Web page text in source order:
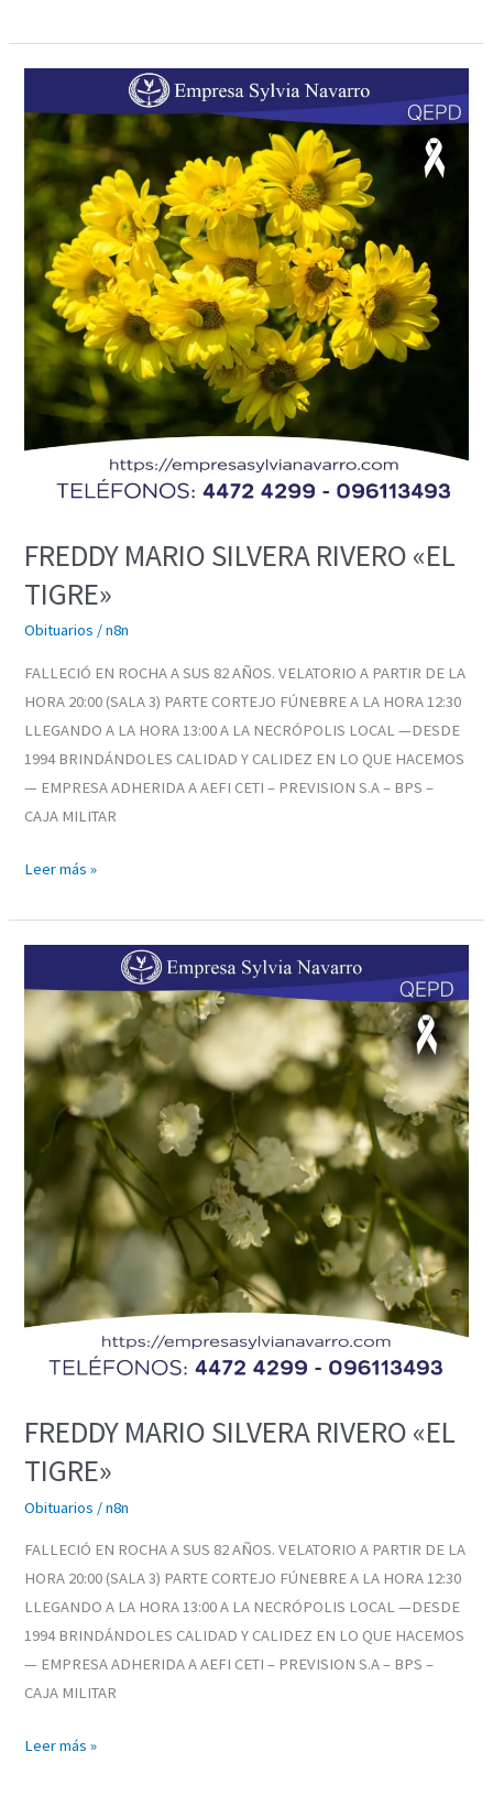
FREDDY MARIO SILVERA RIVERO «EL
TIGRE»
Obituarios /n8n
FALLECIÓ EN ROCHA A SUS 82 AÑOS. VELATORIO A PARTIR DE LA
HORA 20:00 (SALA 3) PARTE CORTEJO FÚNEBRE A LA HORA 12:30
LLEGANDO A LA HORA 13:00 A LA NECRÓPOLIS LOCAL —DESDE
1994 BRINDÁNDOLES CALIDAD Y CALIDEZ EN LO QUE HACEMOS
— EMPRESA ADHERIDA A AEFI CETI – PREVISION S.A – BPS –
CAJA MILITAR
MARIO
SILVERA
RIVERO
«EL
TIGRE»
Leer más »
FREDDY MARIO SILVERA RIVERO «EL
TIGRE»
Obituarios /n8n
FALLECIÓ EN ROCHA A SUS 82 AÑOS. VELATORIO A PARTIR DE LA
HORA 20:00 (SALA 3) PARTE CORTEJO FÚNEBRE A LA HORA 12:30
LLEGANDO A LA HORA 13:00 A LA NECRÓPOLIS LOCAL —DESDE
1994 BRINDÁNDOLES CALIDAD Y CALIDEZ EN LO QUE HACEMOS
— EMPRESA ADHERIDA A AEFI CETI – PREVISION S.A – BPS –
CAJA MILITAR
MARIO
SILVERA
RIVERO
«EL
TIGRE»
Leer más »